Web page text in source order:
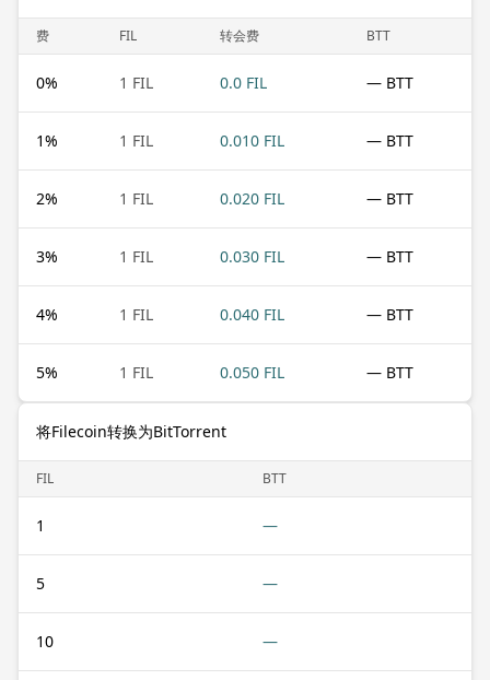
费 FIL 转会费 BTT
0% 1 FIL 0.0 FIL — BTT
1% 1 FIL 0.010 FIL — BTT
2% 1 FIL 0.020 FIL — BTT
3% 1 FIL 0.030 FIL — BTT
4% 1 FIL 0.040 FIL — BTT
5% 1 FIL 0.050 FIL — BTT
将Filecoin转换为BitTorrent
FIL BTT
1 —
5 —
10 —